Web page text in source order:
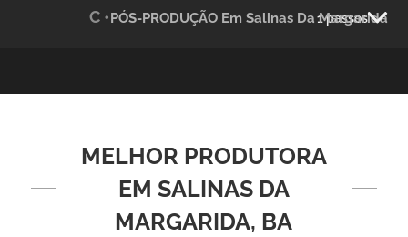
Green Process
C •PÓS-PRODUÇÃO Em Salinas Da Margarida
1 passos
MELHOR PRODUTORA
EM SALINAS DA
MARGARIDA, BA